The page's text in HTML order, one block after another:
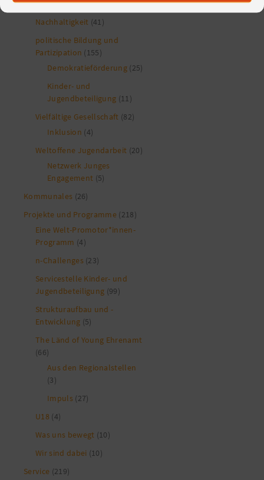
(12)
Nachhaltigkeit (41)
politische Bildung und
Partizipation (155)
Demokratieförderung (25)
Kinder- und
Jugendbeteiligung (11)
Vielfältige Gesellschaft (82)
Inklusion (4)
Weltoffene Jugendarbeit (20)
Netzwerk Junges
Engagement (5)
Kommunales (26)
Projekte und Programme (218)
Eine Welt-Promotor*innen-
Programm (4)
n-Challenges (23)
Servicestelle Kinder- und
Jugendbeteiligung (99)
Strukturaufbau und -
Entwicklung (5)
The Länd of Young Ehrenamt
(66)
Aus den Regionalstellen
(3)
Impuls (27)
U18 (4)
Was uns bewegt (10)
Wir sind dabei (10)
Service (219)